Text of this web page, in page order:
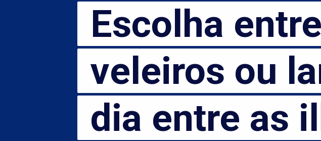
Escolha
veleiros ou
dia entre as
Escolha
veleiros ou
dia entre as